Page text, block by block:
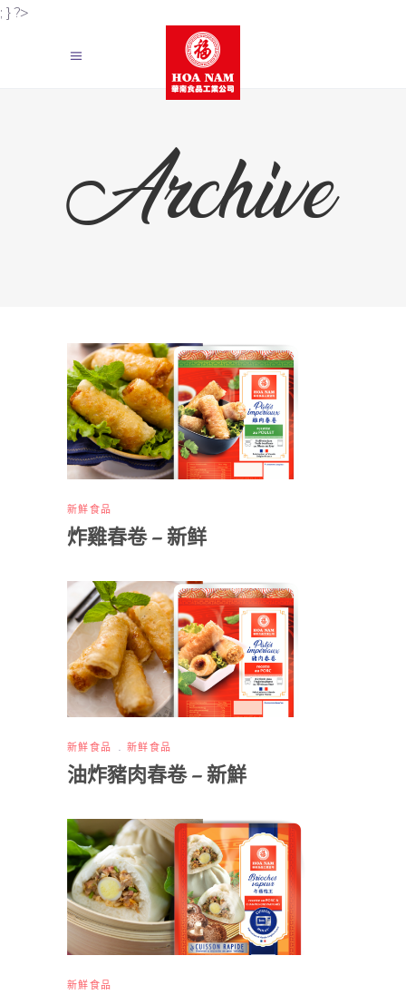
; } ?>
Archive
新鮮食品
炸雞春卷 – 新鲜
新鮮食品 新鲜食品
油炸豬肉春卷 – 新鮮
新鮮食品